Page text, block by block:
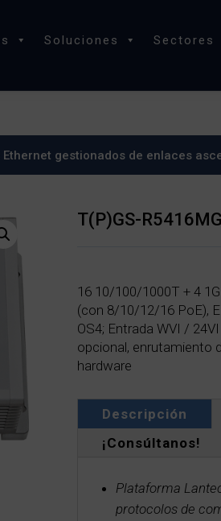
Soluciones Sectores
Ethernet gestionados de enlaces
T(P)GS-
16 10/100/1000T + 4
(con 8/10/12/16 PoE),
OS4; Entrada WVI /
opcional, enrutamiento
hardware
Descripción
¡Consúltanos!
Plataforma
protocolos de